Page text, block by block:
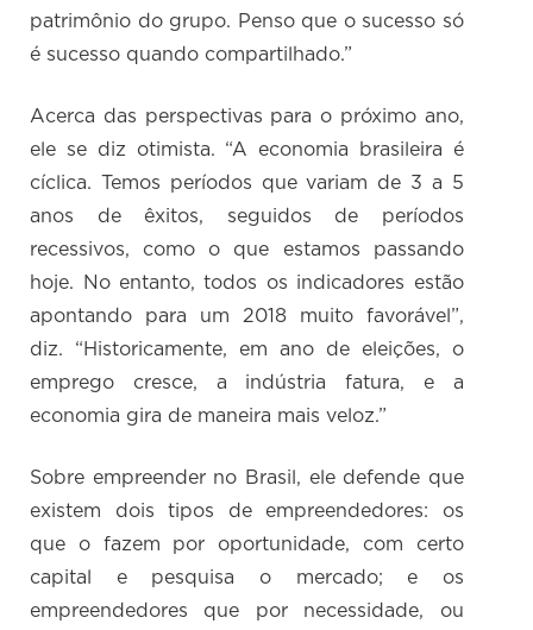
patrimônio do grupo. Penso que o sucesso só
é sucesso quando compartilhado.”
Acerca das perspectivas para o próximo ano,
ele se diz otimista. “A economia brasileira é
cíclica. Temos períodos que variam de 3 a 5
anos de êxitos, seguidos de períodos
recessivos, como o que estamos passando
hoje. No entanto, todos os indicadores estão
apontando para um 2018 muito favorável”,
diz. “Historicamente, em ano de eleições, o
emprego cresce, a indústria fatura, e a
economia gira de maneira mais veloz.”
Sobre empreender no Brasil, ele defende que
existem dois tipos de empreendedores: os
que o fazem por oportunidade, com certo
capital e pesquisa o mercado; e os
empreendedores que por necessidade, ou